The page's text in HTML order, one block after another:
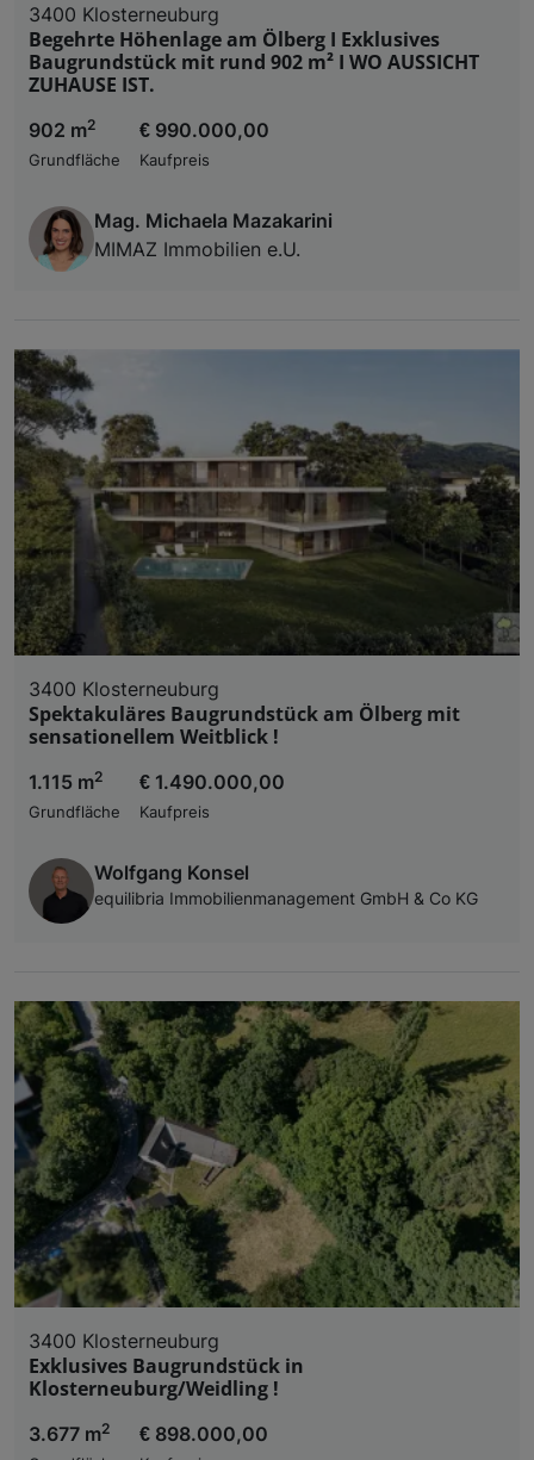
3400 Klosterneuburg
Begehrte Höhenlage am Ölberg I Exklusives
Baugrundstück mit rund 902 m² I WO AUSSICHT
ZUHAUSE IST.
902 m2
Grundfläche
€ 990.000,00
Kaufpreis
Mag. Michaela Mazakarini
MIMAZ Immobilien e.U.
3400 Klosterneuburg
Spektakuläres Baugrundstück am Ölberg mit
sensationellem Weitblick !
1.115 m2
Grundfläche
€ 1.490.000,00
Kaufpreis
Wolfgang Konsel
equilibria Immobilienmanagement GmbH & Co KG
3400 Klosterneuburg
Exklusives Baugrundstück in
Klosterneuburg/Weidling !
3.677 m2
€ 898.000,00